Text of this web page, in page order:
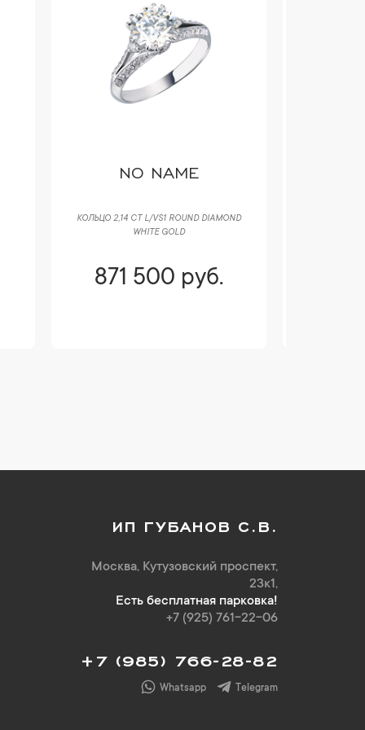
NO NAME
КОЛЬЦО 2,14 CT L/VS1 ROUND DIAMOND
WHITE GOLD
871 500 руб.
ИП ГУБАНОВ С.В.
Москва, Кутузовский проспект,
23к1,
Есть бесплатная парковка!
+7 (925) 761-22-06
+7 (985) 766-28-82
Whatsapp Telegram